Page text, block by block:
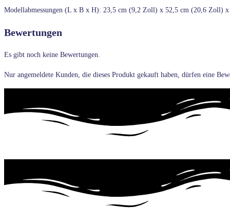
Modellabmessungen (L x B x H): 23,5 cm (9,2 Zoll) x 52,5 cm (20,6 Zoll)
Bewertungen
Es gibt noch keine Bewertungen.
Nur angemeldete Kunden, die dieses Produkt gekauft haben, dürfen eine